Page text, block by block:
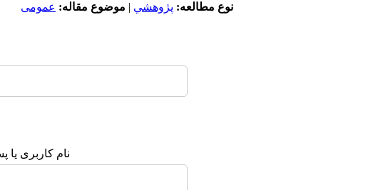
نوع مطالعه: پژوهشي | موضوع مقاله: عمومى
نام کاربری یا